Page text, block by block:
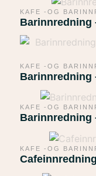
KAFE -OG
Barinnredning
KAFE -OG
Barinnredning
KAFE -OG
Barinnredning
KAFE -OG